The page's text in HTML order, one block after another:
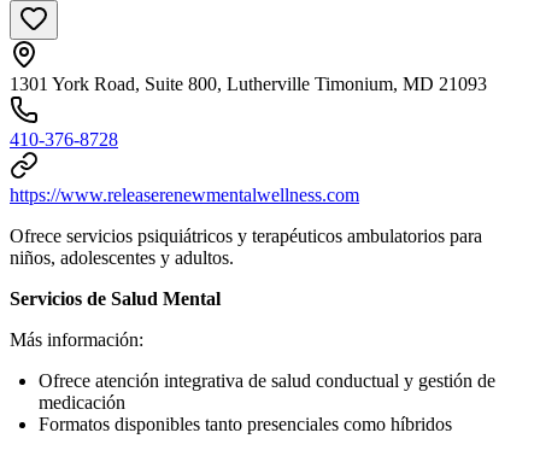
1301 York Road, Suite 800, Lutherville Timonium, MD 21093
410-376-8728
https://www.releaserenewmentalwellness.com
Ofrece servicios psiquiátricos y terapéuticos ambulatorios para
niños, adolescentes y adultos.
Servicios de Salud Mental
Más información:
Ofrece atención integrativa de salud conductual y gestión de
medicación
Formatos disponibles tanto presenciales como híbridos